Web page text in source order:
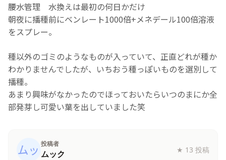
腰水管理 水換えは最初の何日かだけ
朝夜に播種前にベンレート1000倍+メネデール100倍溶液
をスプレー。
種以外のゴミのようなものが入っていて、正直どれが種か
わかりませんでしたが、いちおう種っぽいものを選別して
播種。
あまり興味がなかったのでほっておいたらいつのまにか全
部発芽し可愛い葉を出していました笑
投稿者
ムック ★ 13 投稿